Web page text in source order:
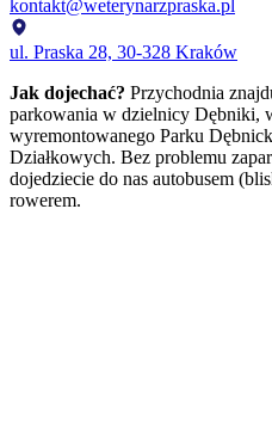
kontakt@weterynarzpraska.pl
ul. Praska 28, 30-328 Kraków
Jak dojechać? Przychodnia
parkowania w dzielnicy Dębniki,
wyremontowanego Parku
Działkowych. Bez problemu
dojedziecie do nas autobusem
rowerem.